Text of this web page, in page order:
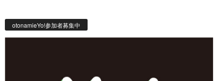
otonamieYo!参加者募集中